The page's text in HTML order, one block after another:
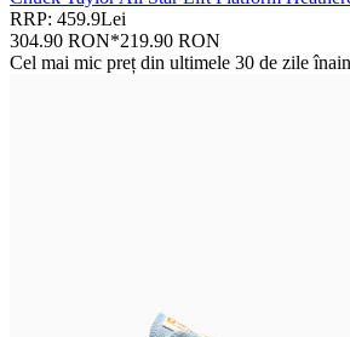
RRP: 459.9Lei
304.90 RON*219.90 RON
Cel mai mic preț din ultimele 30 de zile